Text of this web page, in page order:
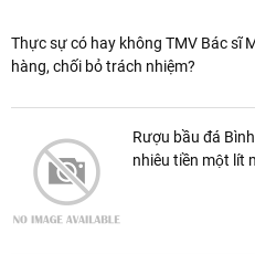
Thực sự có hay không TMV Bác sĩ
hàng, chối bỏ trách nhiệm?
Rượu bầu đá
nhiêu tiền một lít